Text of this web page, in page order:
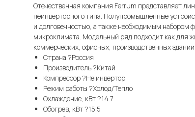
Отечественная компания Ferrum представляет
неинверторного типа. Полупромышленные
и долговечностью, а также необходимым набором
микроклимата. Модельный ряд подходит как для
коммерческих, офисных, производственных зданий.
Страна ?Россия
Производитель ?Китай
Компрессор ?Не инвертор
Режим работы ?Холод/Тепло
Охлаждение, кВт ?14.7
Обогрев, кВт ?15.5